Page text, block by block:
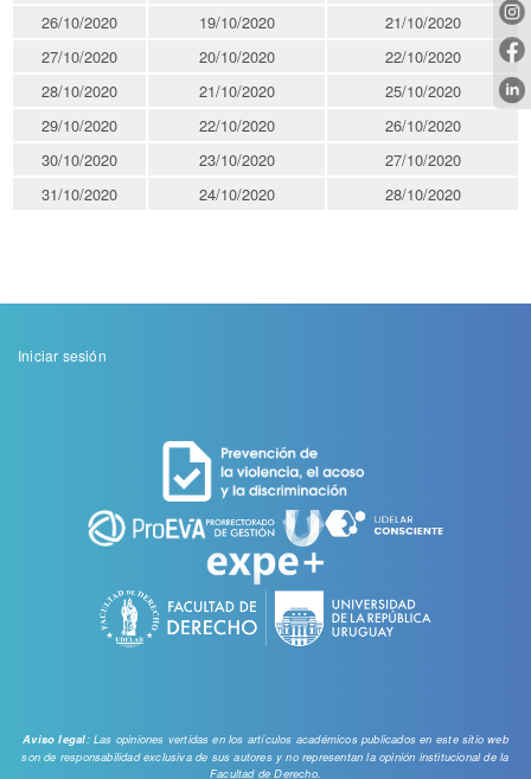
26/10/2020
19/10/2020
21/10/2020
27/10/2020
20/10/2020
22/10/2020
28/10/2020
21/10/2020
25/10/2020
29/10/2020
22/10/2020
26/10/2020
30/10/2020
23/10/2020
27/10/2020
31/10/2020
24/10/2020 28/10/2020
Menu
Iniciar sesión
Aviso legal: Las opiniones vertidas en los artículos académicos publicados en este sitio web
son de responsabilidad exclusiva de sus autores y no representan la opinión institucional de la
Facultad de Derecho.